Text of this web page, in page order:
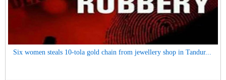
Six women steals 10-tola gold chain from jewellery shop in Tandur...